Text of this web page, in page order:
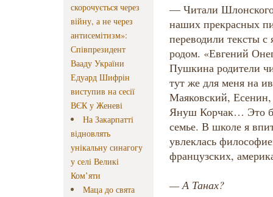
скорочується через
війну, а не через
антисемітизм»:
Співпрезидент
Вааду України
Едуард Шифрін
виступив на сесії
ВЄК у Женеві
На Закарпатті
відновлять
унікальну синагогу
у селі Великі
Ком’яти
Маца до свята
— Читали
наших прекрасных
переводили тексты с
родом. «Евгений
Пушкина родители
тут же для меня на
Маяковский,
Януш Корчак… Это
семье. В школе я
увлеклась
французских,
— А Танах?